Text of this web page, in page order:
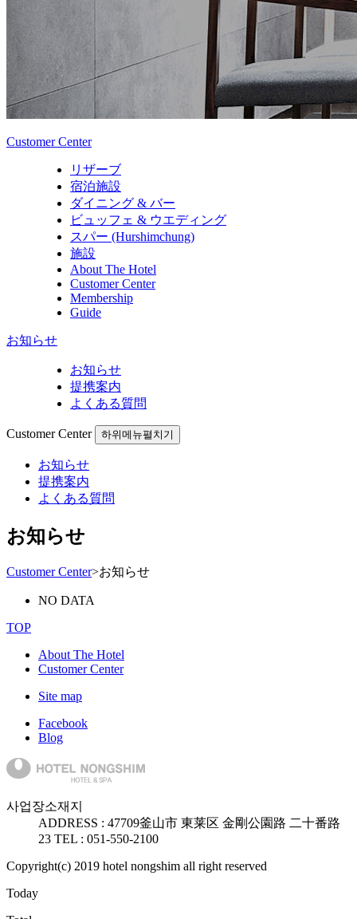
Customer Center
リザーブ
宿泊施設
ダイニング & バー
ビュッフェ & ウエディング
スパー (Hurshimchung)
施設
About The Hotel
Customer Center
Membership
Guide
お知らせ
お知らせ
提携案内
よくある質問
Customer Center 하위메뉴펼치기
お知らせ
提携案内
よくある質問
お知らせ
Customer Center>お知らせ
NO DATA
TOP
About The Hotel
Customer Center
Site map
Facebook
Blog
사업장소재지
ADDRESS : 47709釜山市 東莱区 金剛公園路 二十番路
23 TEL : 051-550-2100
Copyright(c) 2019 hotel nongshim all right reserved
Today